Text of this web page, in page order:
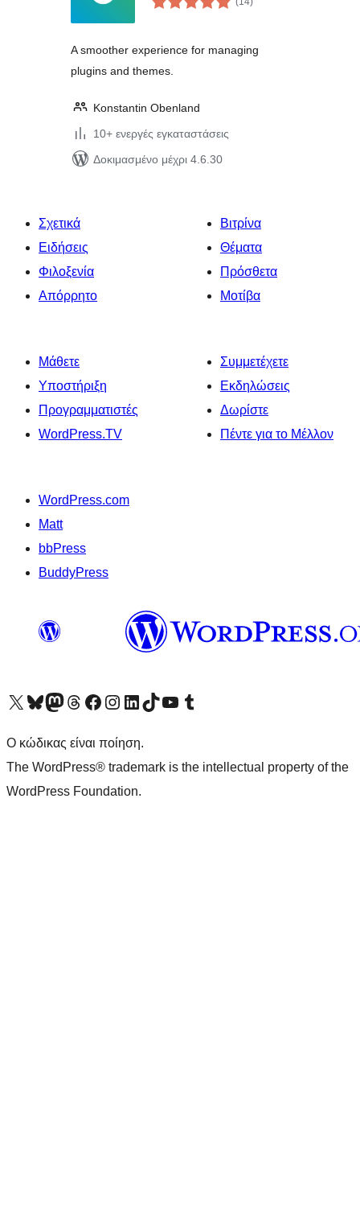
σύνολο
A smoother experience for managing
plugins and themes.
Konstantin Obenland
10+ ενεργές εγκαταστάσεις
Δοκιμασμένο μέχρι 4.6.30
Σχετικά
Ειδήσεις
Φιλοξενία
Απόρρητο
Βιτρίνα
Θέματα
Πρόσθετα
Μοτίβα
Μάθετε
Υποστήριξη
Προγραμματιστές
WordPress.TV
Συμμετέχετε
Εκδηλώσεις
Δωρίστε
Πέντε για το Μέλλον
WordPress.com
Matt
bbPress
BuddyPress
Visit our X (formerly Twitter) account
Visit our Bluesky account
Επισκεφθείτε τον λογαριασμό μας στο Mastodon
Visit our Threads account
Επισκεφτείτε τη σελίδα μας στο Facebook
Επισκεφθείτε τον λογαριασμό μας Instagram
Επισκεφθείτε τον λογαριασμό μας LinkedIn
Visit our TikTok account
Visit our YouTube channel
Visit our Tumblr account
Ο κώδικας είναι ποίηση.
The WordPress® trademark is the intellectual property of the
WordPress Foundation.